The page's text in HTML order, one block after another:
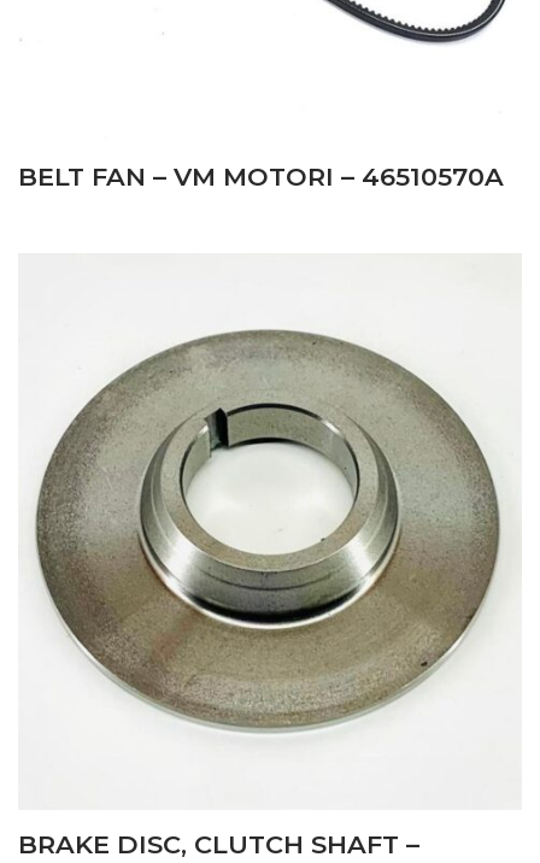
BELT FAN – VM MOTORI – 46510570A
BRAKE DISC, CLUTCH SHAFT –